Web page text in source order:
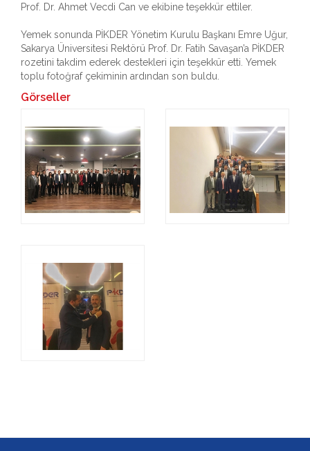
Prof. Dr. Ahmet Vecdi Can ve ekibine teşekkür ettiler.
Yemek sonunda PİKDER Yönetim Kurulu Başkanı Emre Uğur,
Sakarya Üniversitesi Rektörü Prof. Dr. Fatih Savaşan’a PİKDER
rozetini takdim ederek destekleri için teşekkür etti. Yemek
toplu fotoğraf çekiminin ardından son buldu.
Görseller